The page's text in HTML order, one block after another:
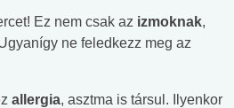
Ez nem csak az izmoknak,
ne feledkezz meg az
allergia, asztma is társul. Ilyenkor